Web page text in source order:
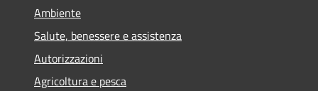
Ambiente
Salute, benessere e assistenza
Autorizzazioni
Agricoltura e pesca